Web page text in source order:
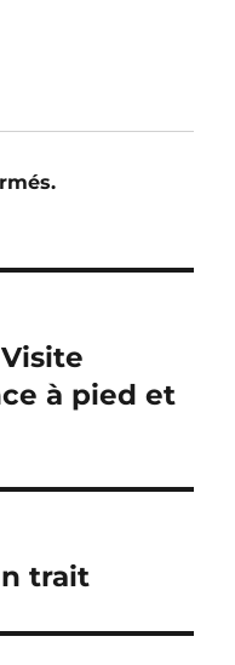
à pied et
trait